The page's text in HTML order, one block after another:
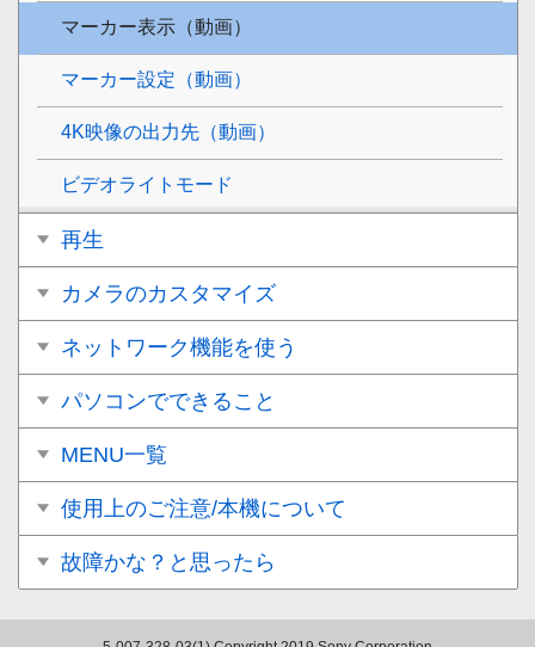
マーカー表示 （動画）
マーカー設定 （動画）
4K映像の出力先（動画）
ビデオライトモード
再生
カメラのカスタマイズ
ネットワーク機能を使う
パソコンでできること
MENU一覧
使用上のご注意/本機について
故障かな？と思ったら